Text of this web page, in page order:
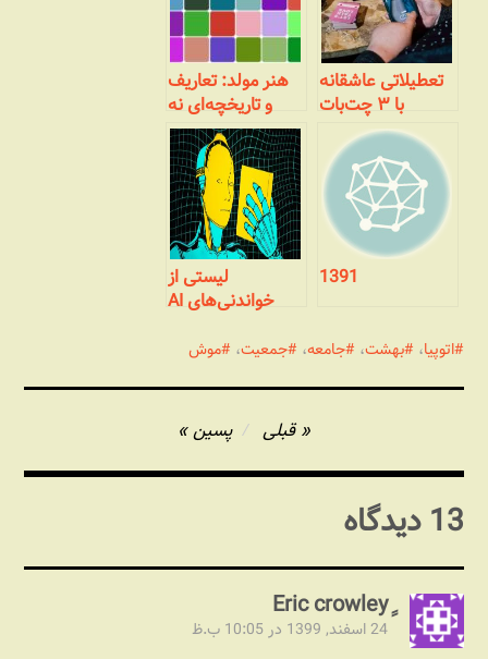
تعطیلاتی عاشقانه
با ۳ چت‌بات
هوش‌مصنوعی و
انسان‌هایی که
عاشق آن‌ها بودند
هنر مولد: تعاریف
و تاریخچه‌ای نه
چندان مختصر
1391 لیستی از
خواندنی‌های AI
اتوپیا، بهشت، جامعه، جمعیت، موش
نوشته
قبلی پسین
13 دیدگاه
ٍEric crowley
24 اسفند, 1399 در 10:05 ب.ظ